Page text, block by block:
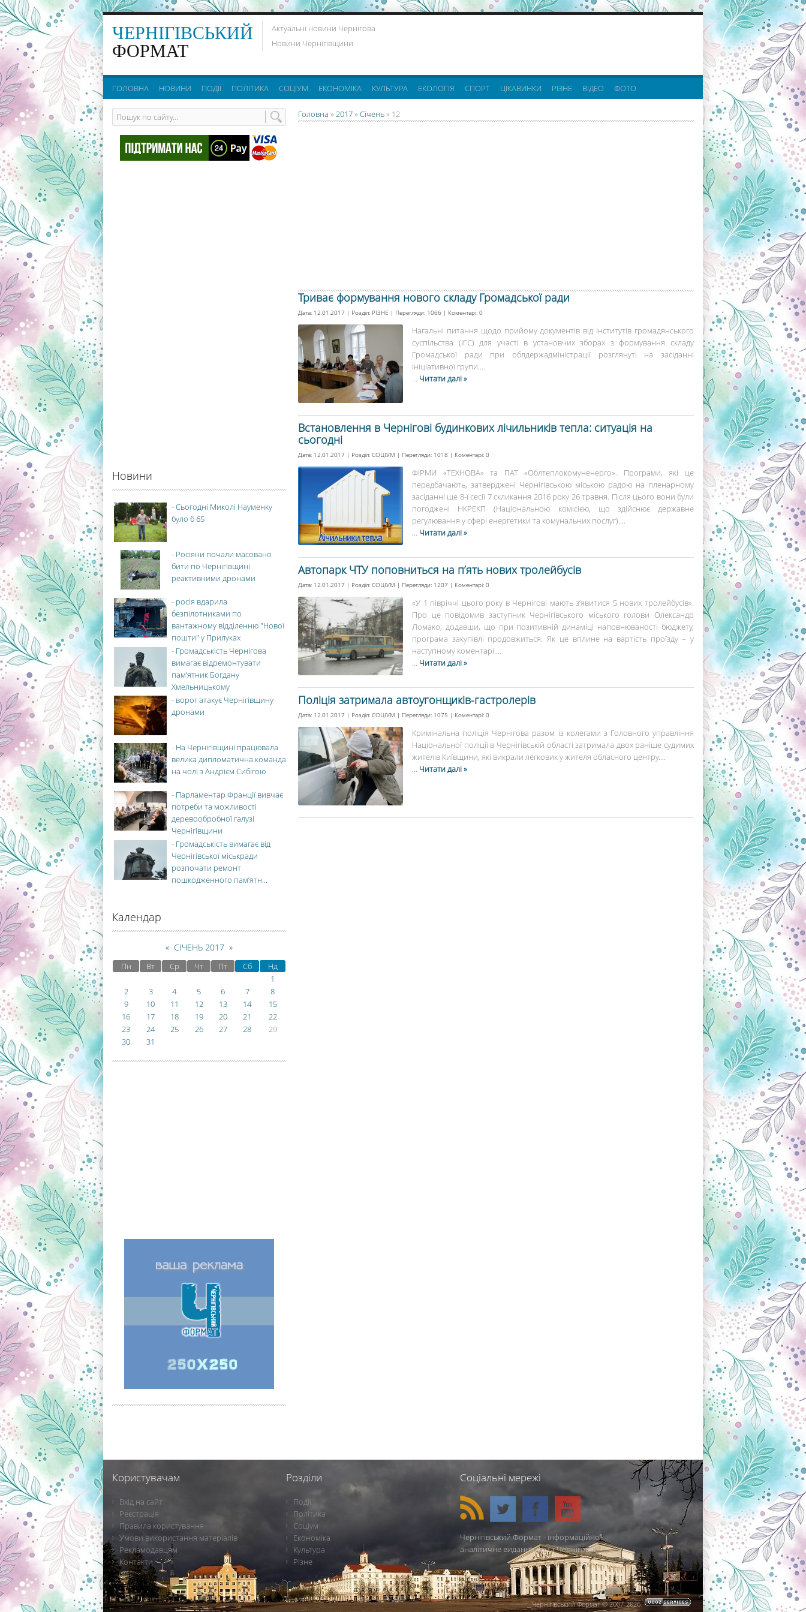
реклама партнерів:
ЧЕРНІГІВСЬКИЙ
ФОРМАТ
Актуальні новини Чернігова
Новини Чернігівщини
ГОЛОВНА НОВИНИ ПОДІЇ ПОЛІТИКА СОЦІУМ ЕКОНОМІКА КУЛЬТУРА ЕКОЛОГІЯ СПОРТ ЦІКАВИНКИ РІЗНЕ ВІДЕО ФОТО
Головна » 2017» Січень» 12
Триває формування нового складу Громадської ради
Дата: 12.01.2017 | Розділ: РІЗНЕ | Перегляди: 1066 | Коментарі: 0
Нагальні питання щодо прийому документів від інститутів громадянського
суспільства (ІГС) для участі в установчих зборах з формування складу
Громадської ради при облдержадміністрації розглянуті на засіданні
ініціативної групи....
... Читати далі »
Встановлення в Чернігові будинкових лічильників тепла: ситуація на
сьогодні
Дата: 12.01.2017 | Розділ: СОЦІУМ | Перегляди: 1018 | Коментарі: 0
ФІРМИ «ТЕХНОВА» та ПАТ «Облтеплокомуненерго». Програми, які це
передбачають, затверджені Чернігівською міською радою на пленарному
засіданні ще 8-ї сесії 7 скликання 2016 року 26 травня. Після цього вони були
погоджені НКРЕКП (Національною комісією, що здійснює державне
регулювання у сфері енергетики та комунальних послуг)....
... Читати далі »
Автопарк ЧТУ поповниться на п’ять нових тролейбусів
Дата: 12.01.2017 | Розділ: СОЦІУМ | Перегляди: 1207 | Коментарі: 0
«У 1 півріччі цього року в Чернігові мають з’явитися 5 нових тролейбусів».
Про це повідомив заступник Чернігівського міського голови Олександр
Ломако, додавши, що при позитивній динаміці наповнюваності бюджету,
програма закупівлі продовжиться. Як це вплине на вартість проїзду – у
наступному коментарі....
... Читати далі »
Поліція затримала автоугонщиків-гастролерів
Дата: 12.01.2017 | Розділ: СОЦІУМ | Перегляди: 1075 | Коментарі: 0
Кримінальна поліція Чернігова разом із колегами з Головного управління
Національної поліції в Чернігівській області затримала двох раніше судимих
жителів Київщини, які викрали легковик у жителя обласного центру....
... Читати далі »
Новини
-Сьогодні Миколі Науменку
було б 65
- Росіяни почали масовано
бити по Чернігівщині
реактивними дронами
- росія вдарила
безпілотниками по
вантажному відділенню "Нової
пошти" у Прилуках
- Громадськість Чернігова
вимагає відремонтувати
пам’ятник Богдану
Хмельницькому
- ворог атакує Чернігівщину
дронами
- На Чернігівщині працювала
велика дипломатична команда
на чолі з Андрієм Сибігою
- Парламентар Франції вивчає
потреби та можливості
деревообробної галузі
Чернігівщини
- Громадськість вимагає від
Чернігівської міськради
розпочати ремонт
пошкодженного пам’ятн...
Календар
« СІЧЕНЬ 2017 »
Пн Вт Ср Чт Пт Сб
Нд
1
2
3 4 5 6 7
8
9
10 11 12 13 14
15
16
17 18 19 20 21
22
23
24 25 26 27 28
29
30
31
Користувачам
Вхід на сайт
Реєстрація
Правила користування
Умови використання матеріалів
Рекламодавцям
Контакти
Розділи
Події
Політика
Соціум
Економіка
Культура
Різне
Соціальні мережі
Чернігівський Формат - інформаційно-
аналітичне видання міста Чернігова.
Чернігівський Формат © 2007-2026. .